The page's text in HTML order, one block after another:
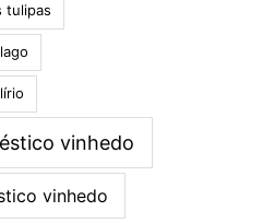
tulipas
vinhedo
vinhedo